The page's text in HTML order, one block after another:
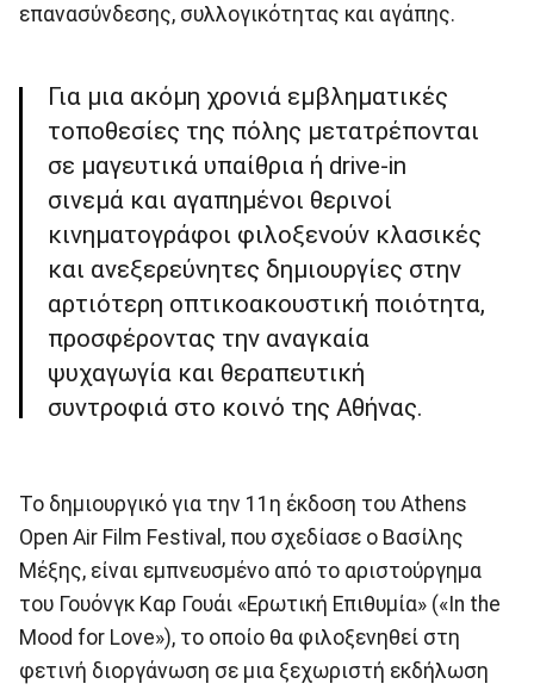
επανασύνδεσης, συλλογικότητας και αγάπης.
Για μια ακόμη χρονιά εμβληματικές
τοποθεσίες της πόλης μετατρέπονται
σε μαγευτικά υπαίθρια ή drive-in
σινεμά και αγαπημένοι θερινοί
κινηματογράφοι φιλοξενούν κλασικές
και ανεξερεύνητες δημιουργίες στην
αρτιότερη οπτικοακουστική ποιότητα,
προσφέροντας την αναγκαία
ψυχαγωγία και θεραπευτική
συντροφιά στο κοινό της Αθήνας.
Το δημιουργικό για την 11η έκδοση του Athens
Open Air Film Festival, που σχεδίασε ο Βασίλης
Μέξης, είναι εμπνευσμένο από το αριστούργημα
του Γουόνγκ Καρ Γουάι «Ερωτική Επιθυμία» («In the
Mood for Love»), το οποίο θα φιλοξενηθεί στη
φετινή διοργάνωση σε μια ξεχωριστή εκδήλωση